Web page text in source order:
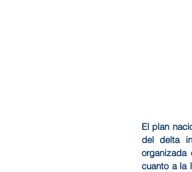
El plan
del delta
organizada
cuanto a la